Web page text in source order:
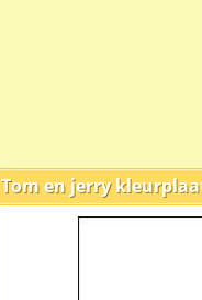
Tom en jerry